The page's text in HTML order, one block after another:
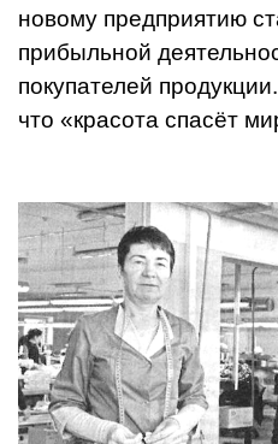
новому предприятию
прибыль­ной
покупате­лей
что «красота спасёт